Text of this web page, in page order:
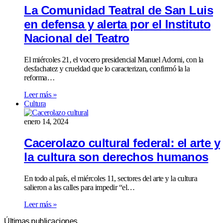
La Comunidad Teatral de San Luis
en defensa y alerta por el Instituto
Nacional del Teatro
El miércoles 21, el vocero presidencial Manuel Adorni, con la
desfachatez y crueldad que lo caracterizan, confirmó la la
reforma…
Leer más »
Cultura
enero 14, 2024
Cacerolazo cultural federal: el arte y
la cultura son derechos humanos
En todo al país, el miércoles 11, sectores del arte y la cultura
salieron a las calles para impedir “el…
Leer más »
Últimas publicaciones